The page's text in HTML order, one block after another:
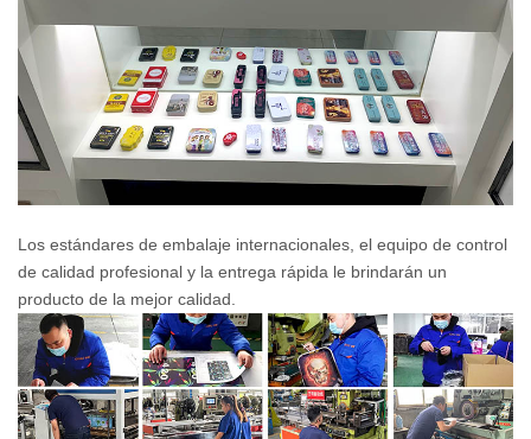
Los estándares de embalaje internacionales, el equipo de control
de calidad profesional y la entrega rápida le brindarán un
producto de la mejor calidad.